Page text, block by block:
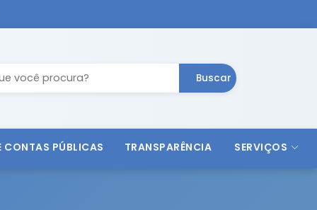
Buscar
CONTAS PÚBLICAS TRANSPARÊNCIA SERVIÇOS